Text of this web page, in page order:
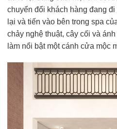
chuyển đổi khách hàng đang
lại và tiến vào bên trong spa
chảy nghệ thuật, cây cối và
làm nổi bật một cánh cửa mộc